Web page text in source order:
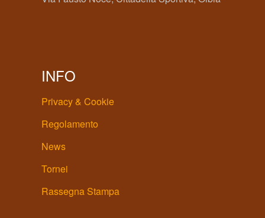
INFO
Privacy & Cookie
Regolamento
News
Tornei
Rassegna Stampa